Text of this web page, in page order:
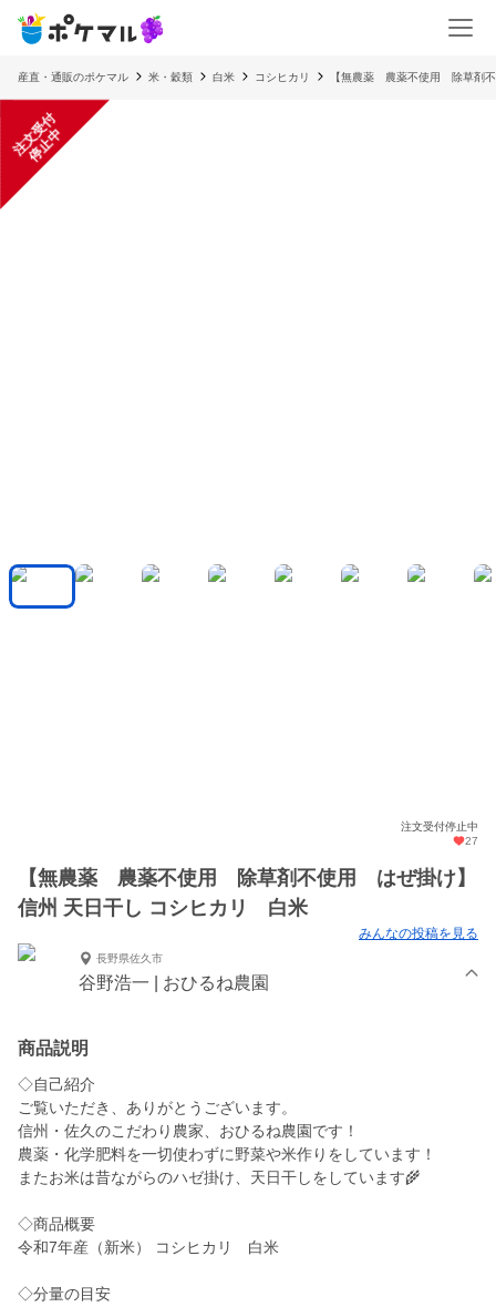
産直・通販のポケマル 米・穀類 白米 コシヒカリ 【無農薬 農薬不使用 除草剤
注
文
受
付
停
止
中
注文受付停止中
27
【無農薬 農薬不使用 除草剤不使用 はぜ掛け】
信州 天日干し コシヒカリ 白米
みんなの投稿を見る
長野県佐久市
谷野浩一 | おひるね農園
商品説明
◇自己紹介
ご覧いただき、ありがとうございます。
信州・佐久のこだわり農家、おひるね農園です！
農薬・化学肥料を一切使わずに野菜や米作りをしています！
またお米は昔ながらのハゼ掛け、天日干しをしています🌾
◇商品概要
令和7年産（新米） コシヒカリ 白米
◇分量の目安